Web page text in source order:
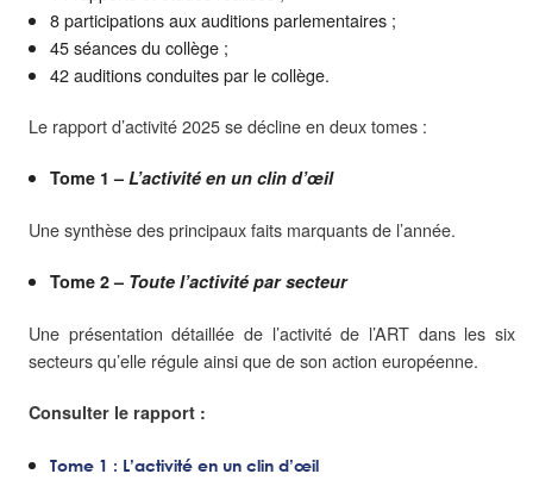
8 participations aux auditions parlementaires ;
45 séances du collège ;
42 auditions conduites par le collège.
Le rapport d’activité 2025 se décline en deux tomes :
Tome 1 – L’activité en un clin d’œil
Une synthèse des principaux faits marquants de l’année.
Tome 2 – Toute l’activité par secteur
Une présentation détaillée de l’activité de l’ART dans les six
secteurs qu’elle régule ainsi que de son action européenne.
Consulter le rapport :
Tome 1 : L’activité en un clin d’œil